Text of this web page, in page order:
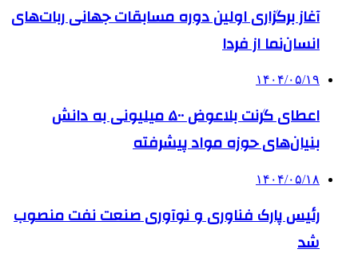
آغاز برگزاری اولین دوره مسابقات جهانی ربات‌های
انسان‌نما از فردا
۱۴۰۴/۰۵/۱۹
اعطای گرنت بلاعوض ۵۰۰ میلیونی به دانش
بنیان‌های حوزه مواد پیشرفته
۱۴۰۴/۰۵/۱۸
رئیس پارک فناوری و نوآوری صنعت نفت منصوب
شد